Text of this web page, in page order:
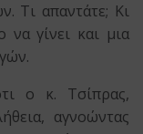
Τι απαντάτε; Κι
γίνει και μια
ο κ. Τσίπρας,
αγνοώντας